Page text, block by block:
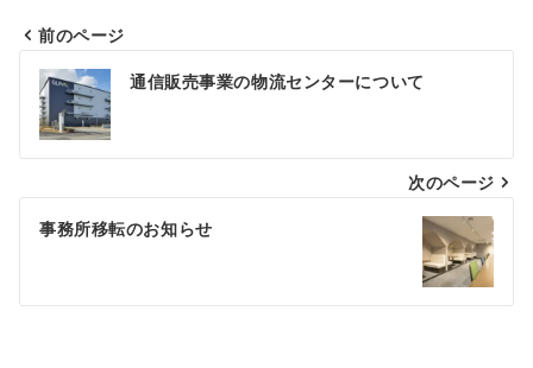
投
稿
ナ
ビ
ゲ
シ
前のページ
通信販売事業の物流センターについて
次のページ
事務所移転のお知らせ